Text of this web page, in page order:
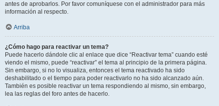
antes de aprobarlos. Por favor comuníquese con el administrador para más
información al respecto.
Arriba
¿Cómo hago para reactivar un tema?
Puede hacerlo dándole clic al enlace que dice “Reactivar tema” cuando esté
viendo el mismo, puede “reactivar” el tema al principio de la primera página.
Sin embargo, si no lo visualiza, entonces el tema reactivado ha sido
deshabilitado o el tiempo para poder reactivarlo no ha sido alcanzado aún.
También es posible reactivar un tema respondiendo al mismo, sin embargo,
lea las reglas del foro antes de hacerlo.